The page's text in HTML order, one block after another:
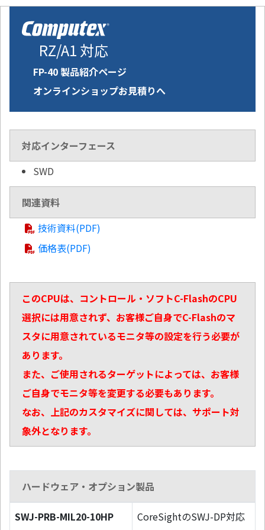
RZ/A1 対応
FP-40 製品紹介ページ
オンラインショップお見積りへ
対応インターフェース
SWD
関連資料
技術資料(PDF)
価格表(PDF)
このCPUは、コントロール・ソフトC-FlashのCPU
選択には用意されず、お客様ご自身でC-Flashのマ
スタに用意されているモニタ等の設定を行う必要が
あります。
また、ご使用されるターゲットによっては、お客様
ご自身でモニタ等を変更する必要もあります。
なお、上記のカスタマイズに関しては、サポート対
象外となります。
ハードウェア・オプション製品
SWJ-PRB-MIL20-10HP
CoreSightのSWJ-DP対応